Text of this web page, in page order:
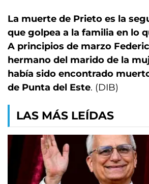
La muerte de Prieto es la
que golpea a la familia en lo
A principios de marzo
hermano del marido de la
había sido encontrado
de Punta del Este. (DIB)
LAS MÁS LEÍDAS